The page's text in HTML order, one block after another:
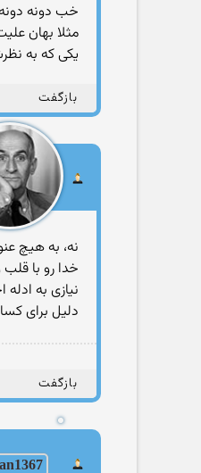
خب دونه
مثلا بهان
یکی که به
بازگفت
نه، به هیچ
خدا رو با
نیازی به ادله
دلیل برای
بازگفت